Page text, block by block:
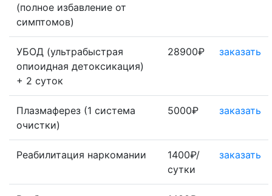
(полное избавление от
симптомов)
УБОД (ультрабыстрая
опиоидная детоксикация)
+ 2 суток
28900₽ заказать
Плазмаферез (1 система
очистки)
5000₽ заказать
Реабилитация наркомании
1400₽/
сутки
заказать